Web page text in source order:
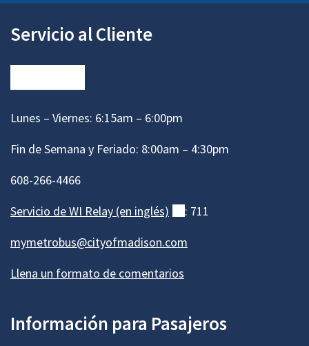
Servicio al Cliente
Lunes – Viernes: 6:15am – 6:00pm
Fin de Semana y Feriado: 8:00am – 4:30pm
608-266-4466
Servicio de WI Relay (en inglés) (externo)
: 711
mymetrobus@cityofmadison.com
Llena un formato de comentarios
Información para Pasajeros